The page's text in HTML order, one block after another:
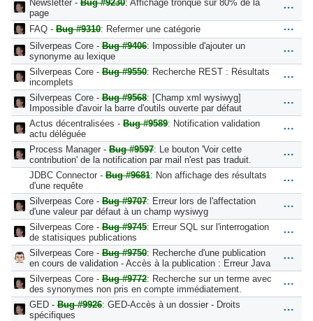
Newsletter - Bug #9230: Affichage tronqué sur 80% de la
page
FAQ - Bug #9310: Refermer une catégorie
Silverpeas Core - Bug #9406: Impossible d'ajouter un
synonyme au lexique
Silverpeas Core - Bug #9550: Recherche REST : Résultats
incomplets
Silverpeas Core - Bug #9568: [Champ xml wysiwyg]
Impossible d'avoir la barre d'outils ouverte par défaut
Actus décentralisées - Bug #9589: Notification validation
actu déléguée
Process Manager - Bug #9597: Le bouton 'Voir cette
contribution' de la notification par mail n'est pas traduit.
JDBC Connector - Bug #9681: Non affichage des résultats
d'une requête
Silverpeas Core - Bug #9707: Erreur lors de l'affectation
d'une valeur par défaut à un champ wysiwyg
Silverpeas Core - Bug #9745: Erreur SQL sur l'interrogation
de statisiques publications
Silverpeas Core - Bug #9750: Recherche d'une publication
en cours de validation - Accès à la publication : Erreur Java
Silverpeas Core - Bug #9772: Recherche sur un terme avec
des synonymes non pris en compte immédiatement.
GED - Bug #9926: GED-Accès à un dossier - Droits
spécifiques